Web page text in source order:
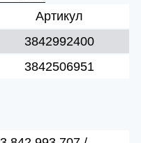
Артикул
3842992400
3842506951